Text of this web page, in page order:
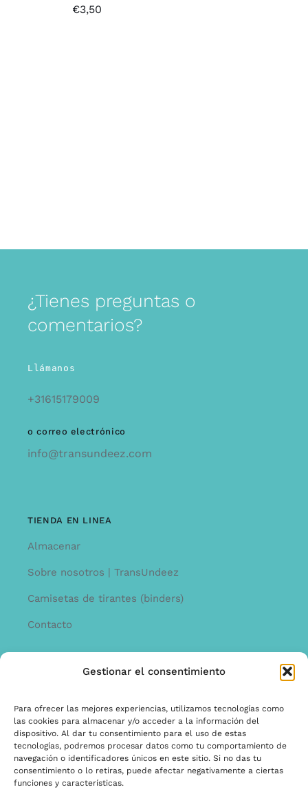
Gestionar el consentimiento
Para ofrecer las mejores experiencias, utilizamos tecnologías como
las cookies para almacenar y/o acceder a la información del
dispositivo. Al dar tu consentimiento para el uso de estas
tecnologías, podremos procesar datos como tu comportamiento de
navegación o identificadores únicos en este sitio. Si no das tu
consentimiento o lo retiras, puede afectar negativamente a ciertas
funciones y características.
€3,50
¿Tienes preguntas o
comentarios?
Llámanos
+31615179009
o correo electrónico
info@transundeez.com
TIENDA EN LINEA
Almacenar
Sobre nosotros | TransUndeez
Camisetas de tirantes (binders)
Contacto
INFORMACíON
Offerta
garantía y quejas
Términos y condiciones
Política de privacidad